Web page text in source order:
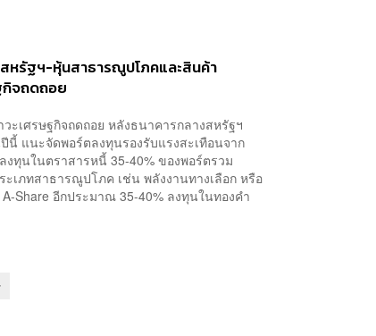
สหรัฐฯ-หุ้นสาธารณูปโภคและสินค้า
จถดถอย
ะเศรษฐกิจถดถอย หลังธนาคารกลางสหรัฐฯ
นี้ แนะจัดพอร์ตลงทุนรองรับแรงสะเทือนจาก
ทุนในตราสารหนี้ 35-40% ของพอร์ตรวม
เภทสาธารณูปโภค เช่น พลังงานทางเลือก หรือ
Share อีกประมาณ 35-40% ลงทุนในทองคำ